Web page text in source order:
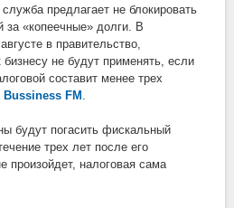
предлагает не блокировать
за «копеечные» долги. В
в правительство,
бизнесу не будут применять, если
составит менее трех
Bussiness FM .
будут погасить фискальный
трех лет после его
произойдет, налоговая сама